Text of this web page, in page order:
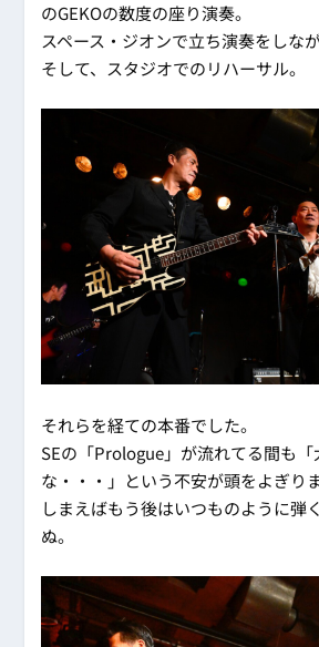
のGEKOの数度の座り演奏。
スペース・ジオンで立ち演奏をしな
そして、スタジオでのリハーサル。
それらを経ての本番でした。
SEの「Prologue」が流れてる間も「
な・・・」という不安が頭をよぎり
しまえばもう後はいつものように弾
ぬ。